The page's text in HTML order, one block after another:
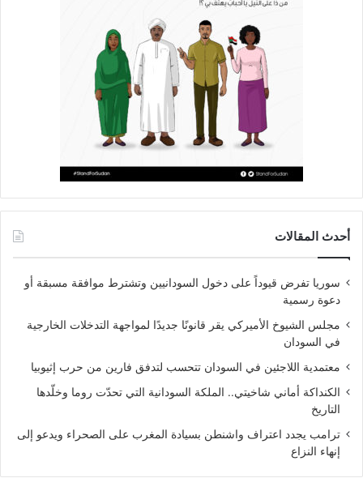
أحدث المقالات
سوريا تفرض قيوداً على دخول السودانيين وتشترط موافقة مسبقة أو
دعوة رسمية
مجلس الشيوخ الأميركي يقر قانونًا جديدًا لمواجهة التدخلات الخارجية
في السودان
معتمدية اللاجئين في السودان تتحسب لتدفق فارين من حرب إثيوبيا
الكنداكة أماني شاخيتي.. الملكة السودانية التي تحدّت روما وخلّدها
التاريخ
ترامب يجدد اعتراف واشنطن بسيادة المغرب على الصحراء ويدعو إلى
إنهاء النزاع